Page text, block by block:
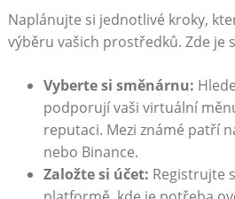
Naplánujte si jednotlivé kroky,
výběru vašich prostředků. Zde je
Vyberte si směnárnu:
podporují vaši virtuální
reputaci. Mezi známé patří
nebo Binance.
Založte si účet: Registrujte